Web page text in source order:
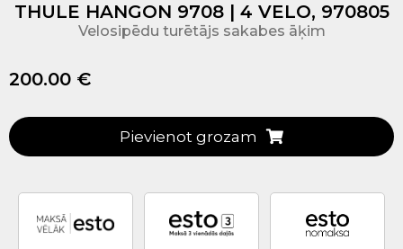
THULE HANGON 9708 | 4 VELO, 970805
Velosipēdu turētājs sakabes āķim
200.00 €
Pievienot grozam